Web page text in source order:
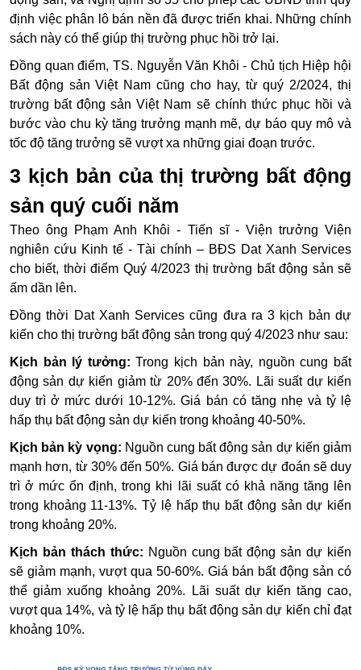
định việc phân lô bán nền đã được triển khai. Những chính
sách này có thể giúp thị trường phục hồi trở lại.
Đồng quan điểm, TS. Nguyễn Văn Khôi - Chủ tịch Hiệp hội
Bất động sản Việt Nam cũng cho hay, từ quý 2/2024, thị
trường bất động sản Việt Nam sẽ chính thức phục hồi và
bước vào chu kỳ tăng trưởng mạnh mẽ, dự báo quy mô và
tốc độ tăng trưởng sẽ vượt xa những giai đoạn trước.
3 kịch bản của thị trường bất động
sản quý cuối năm
Theo ông Phạm Anh Khôi - Tiến sĩ - Viện trưởng Viện
nghiên cứu Kinh tế - Tài chính – BĐS Dat Xanh Services
cho biết, thời điểm Quý 4/2023 thị trường bất động sản sẽ
ấm dần lên.
Đồng thời Dat Xanh Services cũng đưa ra 3 kịch bản dự
kiến cho thị trường bất động sản trong quý 4/2023 như sau:
Kịch bản lý tưởng: Trong kịch bản này, nguồn cung bất
động sản dự kiến giảm từ 20% đến 30%. Lãi suất dự kiến
duy trì ở mức dưới 10-12%. Giá bán có tăng nhẹ và tỷ lệ
hấp thụ bất động sản dự kiến trong khoảng 40-50%.
Kịch bản kỳ vọng: Nguồn cung bất động sản dự kiến giảm
mạnh hơn, từ 30% đến 50%. Giá bán được dự đoán sẽ duy
trì ở mức ổn định, trong khi lãi suất có khả năng tăng lên
trong khoảng 11-13%. Tỷ lệ hấp thụ bất động sản dự kiến
trong khoảng 20%.
Kịch bản thách thức: Nguồn cung bất động sản dự kiến
sẽ giảm mạnh, vượt qua 50-60%. Giá bán bất động sản có
thể giảm xuống khoảng 20%. Lãi suất dự kiến tăng cao,
vượt qua 14%, và tỷ lệ hấp thụ bất động sản dự kiến chỉ đạt
khoảng 10%.